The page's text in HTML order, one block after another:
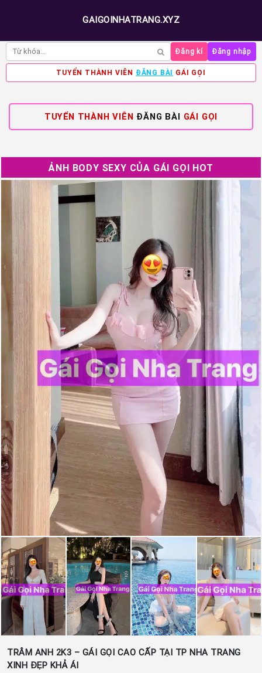
GAIGOINHATRANG.XYZ
Đăng kí Đăng nhập
TUYỂN THÀNH VIÊN ĐĂNG BÀI GÁI GỌI
TUYỂN THÀNH VIÊN ĐĂNG BÀI GÁI GỌI
ẢNH BODY SEXY CỦA GÁI GỌI HOT
TRÂM ANH 2K3 – GÁI GỌI CAO CẤP TẠI TP NHA TRANG
XINH ĐẸP KHẢ ÁI